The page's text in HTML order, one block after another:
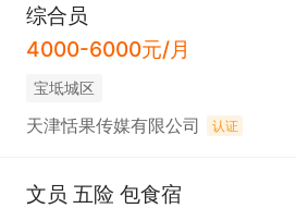
综合员
4000-6000元/月
宝坻城区
天津恬果传媒有限公司 认证
文员 五险 包食宿